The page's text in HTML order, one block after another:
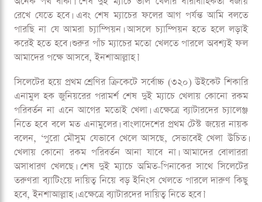
রেখে যেতে হবে। এবং শেষ ম্যাচের ফলের আগ পর্যন্ত আমি বলতে
পারছি না যে আমরা চ্যাম্পিয়ন। আসলে চ্যাম্পিয়ন হতে হলে লড়াই
করেই হতে হবে। শুরুর পাঁচ ম্যাচের মতো খেলতে পারলে অবশ্যই ফল
আমাদের পক্ষে আসবে, ইনশাআল্লাহ।’
সিলেটের হয়ে প্রথম শ্রেণির ক্রিকেটে সর্বোচ্চ (৩২০) উইকেট শিকারি
এনামুল হক জুনিয়রের পরামর্শ শেষ দুই ম্যাচে খেলায় কোনো রকম
পরিবর্তন না এনে আগের মতোই খেলা। এক্ষেত্রে ব্যাটারদের চ্যালেঞ্জ
নিতে হবে বলে মত এনামুলের। বাংলাদেশের প্রথম টেস্ট জয়ের নায়ক
বলেন, ‘পুরো মৌসুম যেভাবে খেলে আসছে, সেভাবেই খেলা উচিত।
খেলায় কোনো রকম পরিবর্তন আনা যাবে না। আমাদের বোলাররা
অসাধারণ খেলছে। শেষ দুই ম্যাচে অমিত-পিনাকের সাথে সিলেটের
তরুণরা ব্যাটিংয়ে দায়িত্ব নিয়ে বড় ইনিংস খেলতে পারলে দারুণ কিছু
হবে, ইনশাআল্লাহ। এক্ষেত্রে ব্যাটারদের দায়িত্ব নিতে হবে।’